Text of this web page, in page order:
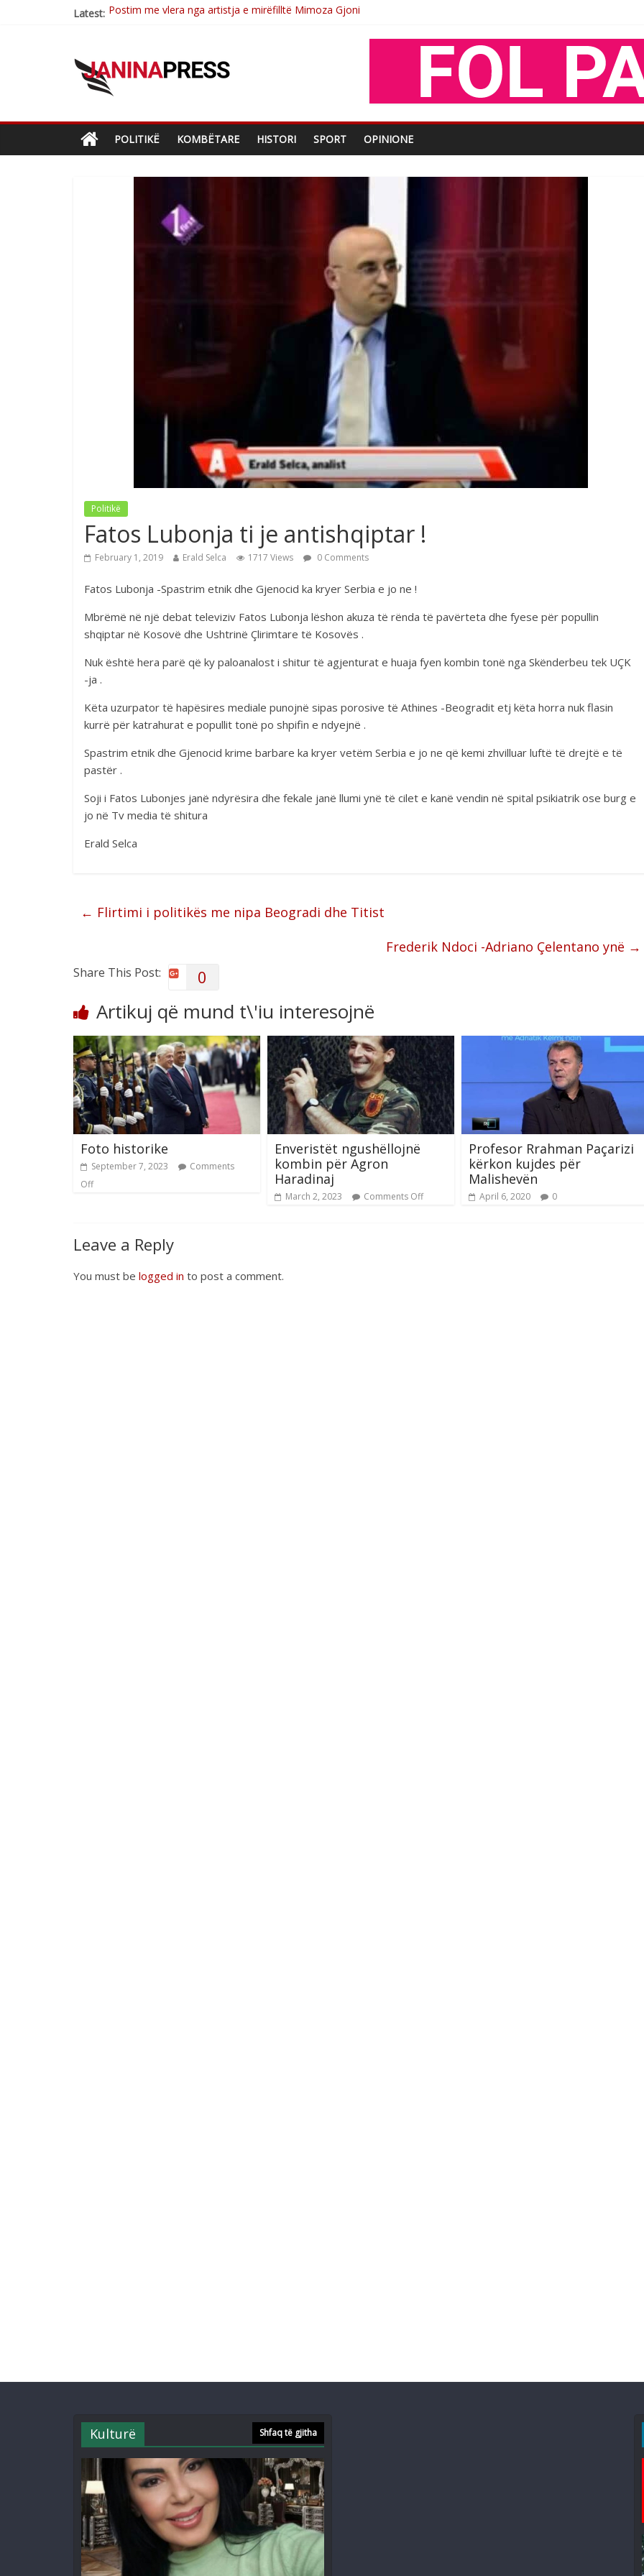
Latest: Nga poetja atdhetare Kumrie Shala -BOLL MO
Çlirimtari Mentor Mushkolaj nderohet me mirenjohje nga Xhevdet Qeriqi Dega e invalidëve në Fushë Kosovë
POLITIKË KOMBËTARE HISTORI SPORT OPINIONE
Politikë
Fatos Lubonja ti je antishqiptar !
February 1, 2019 Erald Selca 1717 Views 0 Comments
Fatos Lubonja -Spastrim etnik dhe Gjenocid ka kryer Serbia e jo ne !
Mbrëmë në një debat televiziv Fatos Lubonja lëshon akuza të rënda të pavërteta dhe fyese për popullin
shqiptar në Kosovë dhe Ushtrinë Çlirimtare të Kosovës .
Nuk është hera parë që ky paloanalost i shitur të agjenturat e huaja fyen kombin tonë nga Skënderbeu tek UÇK
-ja .
Këta uzurpator të hapësires mediale punojnë sipas porosive të Athines -Beogradit etj këta horra nuk flasin
kurrë për katrahurat e popullit tonë po shpifin e ndyejnë .
Spastrim etnik dhe Gjenocid krime barbare ka kryer vetëm Serbia e jo ne që kemi zhvilluar luftë të drejtë e të
pastër .
Soji i Fatos Lubonjes janë ndyrësira dhe fekale janë llumi ynë të cilet e kanë vendin në spital psikiatrik ose burg e
jo në Tv media të shitura
Erald Selca
← Flirtimi i politikës me nipa Beogradi dhe Titist
Frederik Ndoci -Adriano Çelentano ynë →
Share This Post: 0
Artikuj që mund t\'iu interesojnë
Foto historike
September 7, 2023
Comments
Off
Enveristët ngushëllojnë
kombin për Agron
Haradinaj
March 2, 2023 Comments Off
Profesor Rrahman Paçarizi
kërkon kujdes për
Malishevën
April 6, 2020 0
Leave a Reply
You must be logged in to post a comment.
Kulturë Shfaq të gjitha